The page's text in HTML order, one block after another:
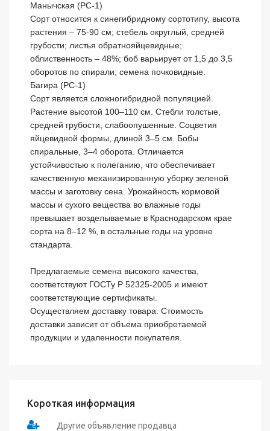
Манычская (РС-1)
Сорт относится к синегибридному сортотипу, высота
растения – 75-90 см; стебель округлый, средней
грубости; листья обратнояйцевидные;
облиственность – 48%; боб варьирует от 1,5 до 3,5
оборотов по спирали; семена почковидные.
Багира (РС-1)
Сорт является сложногибридной популяцией.
Растение высотой 100–110 см. Стебли толстые,
средней грубости, слабоопушенные. Соцветия
яйцевидной формы, длиной 3–5 см. Бобы
спиральные, 3–4 оборота. Отличается
устойчивостью к полеганию, что обеспечивает
качественную механизированную уборку зеленой
массы и заготовку сена. Урожайность кормовой
массы и сухого вещества во влажные годы
превышает возделываемые в Краснодарском крае
сорта на 8–12 %, в остальные годы на уровне
стандарта.
Предлагаемые семена высокого качества,
соответствуют ГОСТу Р 52325-2005 и имеют
соответствующие сертификаты.
Осуществляем доставку товара. Стоимость
доставки зависит от объема приобретаемой
продукции и удаленности покупателя.
Короткая информация
Другие объявление продавца